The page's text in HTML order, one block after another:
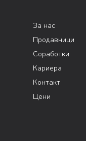
За нас
Продавници
Соработки
Кариера
Контакт
Цени